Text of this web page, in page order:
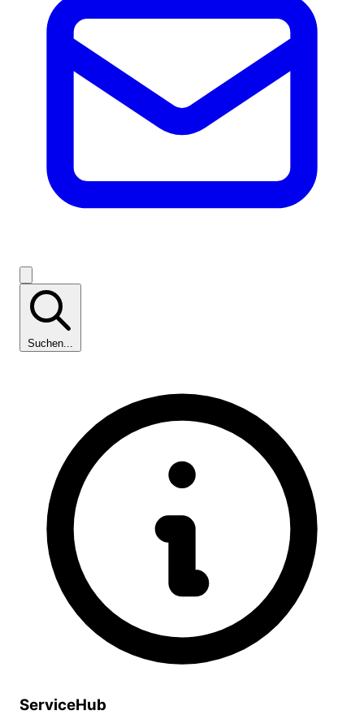
Suchen...
ServiceHub